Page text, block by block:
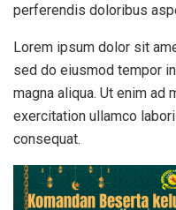
perferendis doloribus
Lorem ipsum dolor sit
sed do eiusmod tempor
magna aliqua. Ut enim ad
exercitation ullamco
consequat.